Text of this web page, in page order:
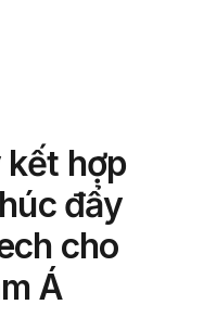
kết hợp
đẩy
cho
Á